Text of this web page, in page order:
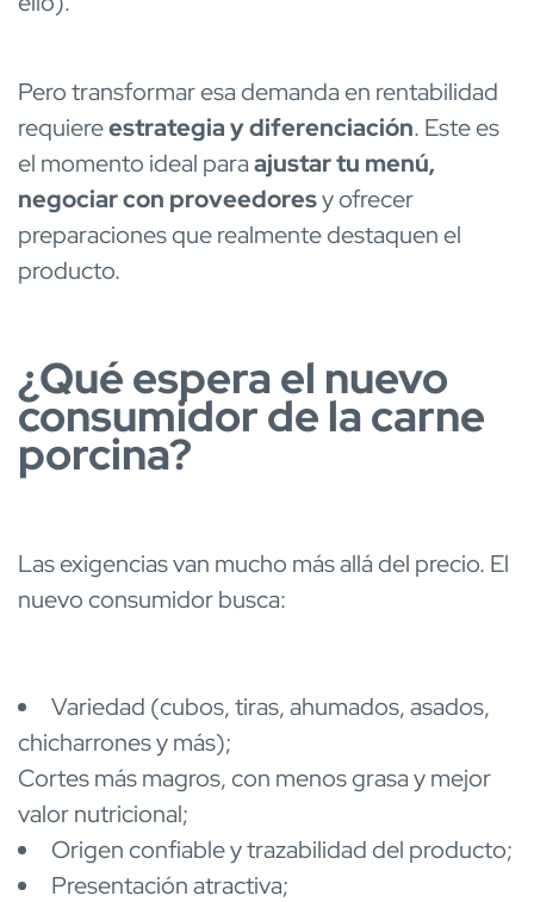
Pero transformar esa demanda en rentabilidad
requiereestrategia y diferenciación. Este es
el momento ideal paraajustar tu menú,
negociar con proveedoresy ofrecer
preparaciones que realmente destaquen el
producto.
¿Qué espera el nuevo
consumidor de la carne
porcina?
Las exigencias van mucho más allá del precio. El
nuevo consumidor busca:
Variedad (cubos, tiras, ahumados, asados,
chicharrones y más);
Cortes más magros, con menos grasa y mejor
valor nutricional;
Origen confiable y trazabilidad del producto;
Presentación atractiva;